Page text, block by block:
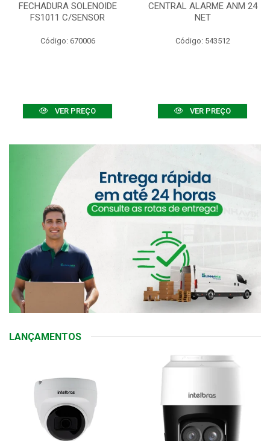
FECHADURA SOLENOIDE
FS1011 C/SENSOR
Código: 670006
VER PREÇO
CENTRAL ALARME ANM 24
NET
Código: 543512
VER PREÇO
LANÇAMENTOS